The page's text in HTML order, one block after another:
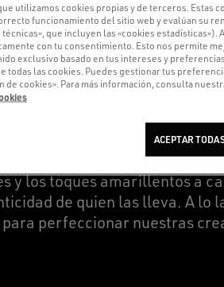
haya dos zapatillas iguales.
que se logra gracias a
utilizan técnicas específicas
desgastado de Golden Goose.
de Golden Goose,
y los toques amarillentos a
de quien las lleva. A lo
perfeccionar nuestras
utilizamos cookies propias y de terceros. Estas
funcionamiento del sitio web y evalúan su
que incluyen las «cookies estadísticas»).
con tu consentimiento. Esto nos permite
exclusivo basado en tus intereses y
todas las cookies. Puedes gestionar tus
cookies». Para más información, consulta
ACEPTAR